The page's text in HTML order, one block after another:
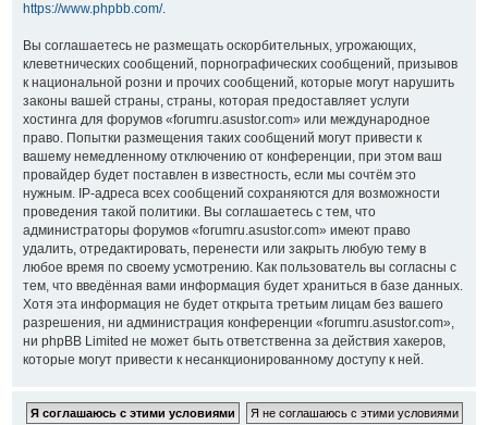
https://www.phpbb.com/.
Вы соглашаетесь не размещать оскорбительных, угрожающих,
клеветнических сообщений, порнографических сообщений, призывов
к национальной розни и прочих сообщений, которые могут нарушить
законы вашей страны, страны, которая предоставляет услуги
хостинга для форумов «forumru.asustor.com» или международное
право. Попытки размещения таких сообщений могут привести к
вашему немедленному отключению от конференции, при этом ваш
провайдер будет поставлен в известность, если мы сочтём это
нужным. IP-адреса всех сообщений сохраняются для возможности
проведения такой политики. Вы соглашаетесь с тем, что
администраторы форумов «forumru.asustor.com» имеют право
удалить, отредактировать, перенести или закрыть любую тему в
любое время по своему усмотрению. Как пользователь вы согласны с
тем, что введённая вами информация будет храниться в базе данных.
Хотя эта информация не будет открыта третьим лицам без вашего
разрешения, ни администрация конференции «forumru.asustor.com»,
ни phpBB Limited не может быть ответственна за действия хакеров,
которые могут привести к несанкционированному доступу к ней.